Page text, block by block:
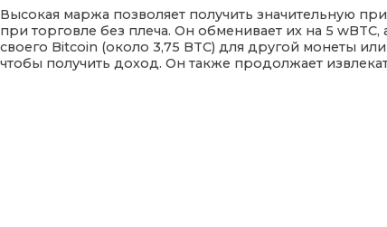
Высокая маржа позволяет получить значительную
при торговле без плеча. Он обменивает их на 5
своего Bitcoin (около 3,75 BTC) для другой монеты
чтобы получить доход. Он также продолжает